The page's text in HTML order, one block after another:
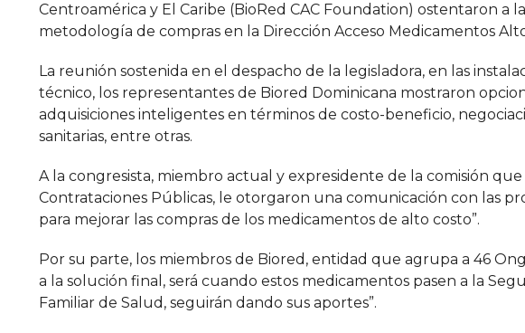
Centroamérica y El Caribe (BioRed CAC Foundation) ostentaron a
metodología de compras en la Dirección Acceso Medicamentos
La reunión sostenida en el despacho de la legisladora, en las
técnico, los representantes de Biored Dominicana mostraron
adquisiciones inteligentes en términos de costo-beneficio,
sanitarias, entre otras.
A la congresista, miembro actual y expresidente de la comisión
Contrataciones Públicas, le otorgaron una comunicación con las
para mejorar las compras de los medicamentos de alto costo”.
Por su parte, los miembros de Biored, entidad que agrupa a 46
a la solución final, será cuando estos medicamentos pasen a la
Familiar de Salud, seguirán dando sus aportes”.